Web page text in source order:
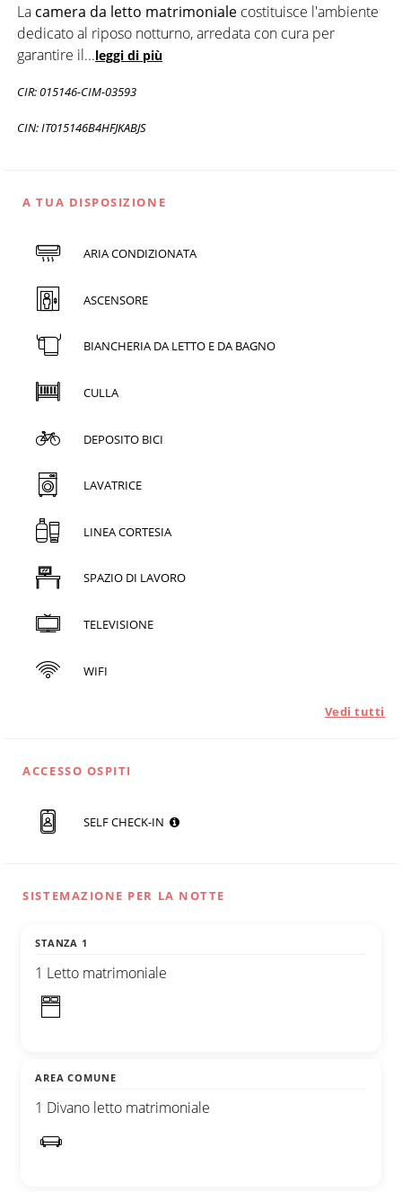
La camera da letto matrimoniale costituisce l'ambiente
dedicato al riposo notturno, arredata con cura per
garantire il...leggi di più
CIR: 015146-CIM-03593
CIN: IT015146B4HFJKABJS
A TUA DISPOSIZIONE
ARIA CONDIZIONATA
ASCENSORE
BIANCHERIA DA LETTO E DA BAGNO
CULLA
DEPOSITO BICI
LAVATRICE
LINEA CORTESIA
SPAZIO DI LAVORO
TELEVISIONE
WIFI
Vedi tutti
ACCESSO OSPITI
SELF CHECK-IN
SISTEMAZIONE PER LA NOTTE
STANZA 1
1 Letto matrimoniale
AREA COMUNE
1 Divano letto matrimoniale